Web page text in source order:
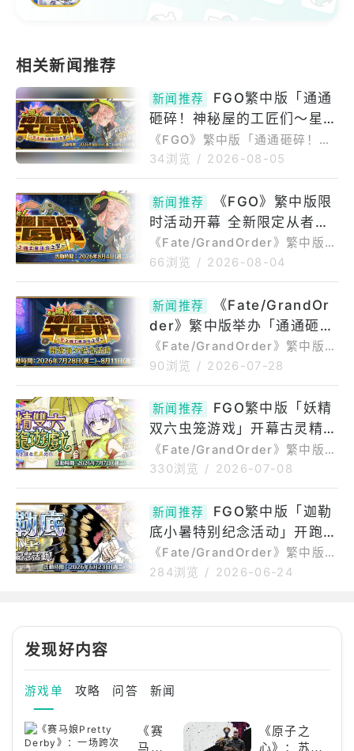
新闻推荐
FGO繁中版「通通
砸碎！神秘屋的工匠们～星之
矿工与日出之翼～」开幕
《FGO》繁中版「通通砸碎！神
秘屋的工匠们～星之矿工与日出
图坦卡门」登场~日本超人气手
游《Fate/GrandOrder》繁中版
（中文名：命运－冠位指定，以
下简称《FGO》繁中版），将于
今（4）日展开「通通砸碎！神
之翼～」限时活动，并实装全新
限定从者「★5（SSR）图坦卡
门」，邀请御主一同解开特异点
之谜！《Fat
34浏览 / 2026-08-05
新闻推荐
《FGO》繁中版限
时活动开幕 全新限定从者神
秘睿智的法老「★5（SSR）
图坦卡门」登场
《Fate/GrandOrder》繁中版
（中文名：命运－冠位指定，以
秘屋的工匠们～星之矿工与日出
之翼～」限时活动，并实装全新
限定从者「★5（SSR）图坦卡
门」，邀请御主一同解开特异点
之谜。《Fate/GrandOrder》繁
们～星之矿工与日出之翼～」举
办充满谜团的特异点解体任务就
此展开于8月4日(二)至8月25日
66浏览 / 2026-08-04
新闻推荐
《Fate/GrandOr
der》繁中版举办「通通砸
碎！神秘屋的工匠们」开幕前
夕纪念活动
《Fate/GrandOrder》繁中版
（中文名：命运－冠位指定，以
秘屋的工匠们～星之矿工与日出
之翼～』开幕前夕纪念活动」，
并同步开放「LostbeltNo.6」通
关应援纪念活动。《Fate/Gran
dOrder》繁中版举办「通通砸
与日出之翼～」开幕前夕纪念活
动「通通砸碎！神秘屋的工匠们
～星之矿工与日出之翼～」开
90浏览 / 2026-07-28
新闻推荐
FGO繁中版「妖精
双六虫笼游戏」开幕古灵精怪
的全新限定从者「★5（SS
R）Kazuradrop」现身
《Fate/GrandOrder》繁中版
（中文名：命运－冠位指定，以
致尚未谋面完美的你」限时活
动，并实装「★5（SSR）Kazur
adrop」全新限定从者。《Fate/
GrandOrder》繁中版「妖精双
六虫笼游戏致尚未谋面完美的
330浏览 / 2026-07-08
新闻推荐
FGO繁中版「迦勒
底小暑特别纪念活动」开跑
完成「指定条件」入手自选
★5（SSR）从者
《Fate/GrandOrder》繁中版
（中文名：命运－冠位指定，以
★5（SSR）从者，御主们务必
要把握机会。「迦勒底小暑特别
即领圣晶石、通关领迦勒底小暑
纪念券达成正式加入条件，获得
284浏览 / 2026-06-24
发现好内容
游戏单 攻略 问答 新闻
《赛
马娘
《原子之
心》：苏联